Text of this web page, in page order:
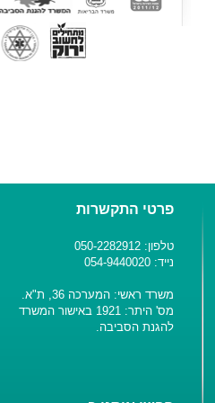
פרטי התקשרות
טלפון: 050-2282912
נייד: 054-9440020
משרד ראשי: המערכה 36, ת"א.
מס' היתר: 1921 באישור המשרד
להגנת הסביבה.